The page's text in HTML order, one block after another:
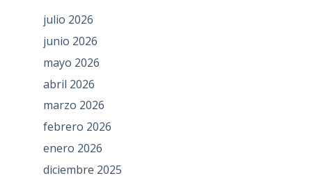
julio 2026
junio 2026
mayo 2026
abril 2026
marzo 2026
febrero 2026
enero 2026
diciembre 2025